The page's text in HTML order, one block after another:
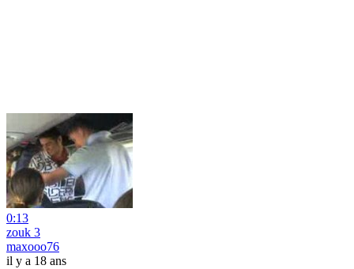
0:13
zouk 3
maxooo76
il y a 18 ans